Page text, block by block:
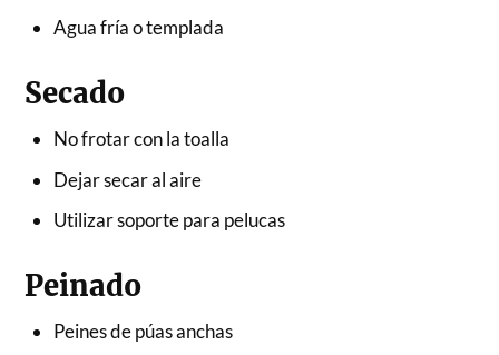
Agua fría o templada
Secado
No frotar con la toalla
Dejar secar al aire
Utilizar soporte para pelucas
Peinado
Peines de púas anchas